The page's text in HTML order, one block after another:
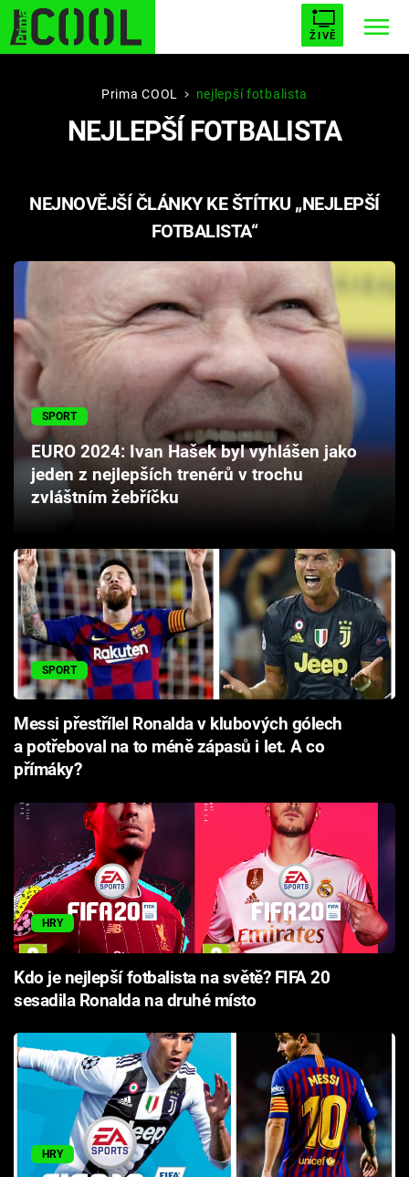
ŽIVĚ
STARHOUSE BUFFY, PŘEMOŽITELKA UPÍRŮ
PLNEJ KOTEL AVENGERS 5
Seriály
Hry
Cool Esport
Pořady
Sledujte prima+
Přihlášení
Sledujte nás
Prima COOL nejlepší fotbalista
NEJLEPŠÍ FOTBALISTA
NEJNOVĚJŠÍ ČLÁNKY KE ŠTÍTKU „NEJLEPŠÍ
FOTBALISTA“
SPORT
EURO 2024: Ivan Hašek byl vyhlášen jako
jeden z nejlepších trenérů v trochu
zvláštním žebříčku
SPORT
Messi přestřílel Ronalda v klubových gólech
a potřeboval na to méně zápasů i let. A co
přímáky?
HRY
Kdo je nejlepší fotbalista na světě? FIFA 20
sesadila Ronalda na druhé místo
HRY